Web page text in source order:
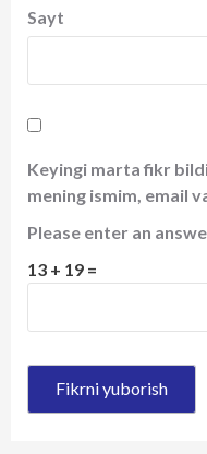
Sayt
Keyingi marta fikr
mening ismim, email
Please enter an
13 + 19 =